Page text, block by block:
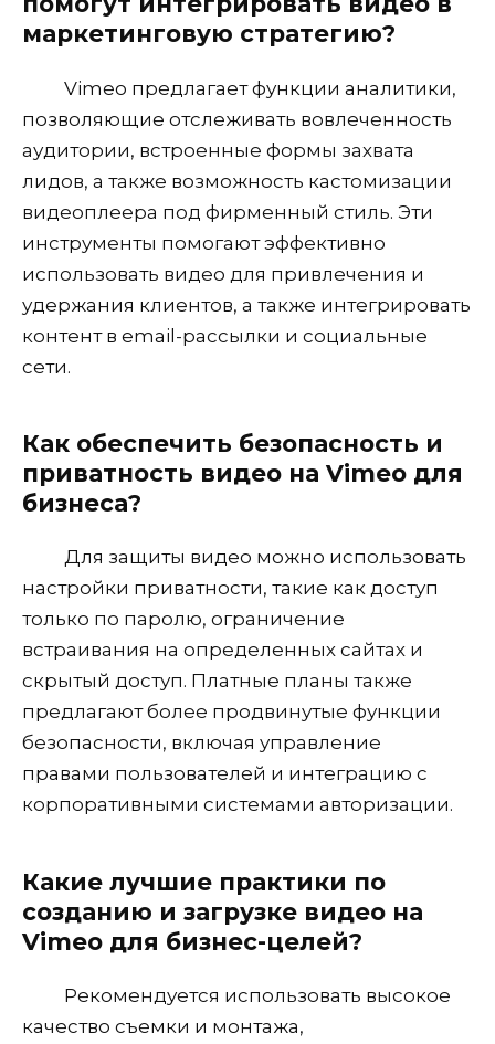
маркетинговую стратегию?
Vimeo предлагает функции аналитики,
позволяющие отслеживать вовлеченность
аудитории, встроенные формы захвата
лидов, а также возможность кастомизации
видеоплеера под фирменный стиль. Эти
инструменты помогают эффективно
использовать видео для привлечения и
удержания клиентов, а также интегрировать
контент в email-рассылки и социальные
сети.
Как обеспечить безопасность и
приватность видео на Vimeo для
бизнеса?
Для защиты видео можно использовать
настройки приватности, такие как доступ
только по паролю, ограничение
встраивания на определенных сайтах и
скрытый доступ. Платные планы также
предлагают более продвинутые функции
безопасности, включая управление
правами пользователей и интеграцию с
корпоративными системами авторизации.
Какие лучшие практики по
созданию и загрузке видео на
Vimeo для бизнес-целей?
Рекомендуется использовать высокое
качество съемки и монтажа,